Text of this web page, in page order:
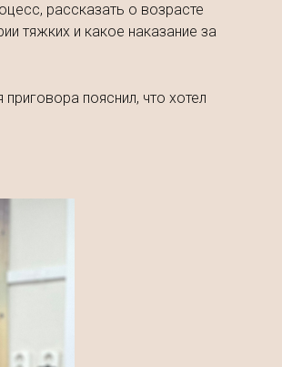
рассказать о возрасте
тяжких и какое наказание за
пояснил, что хотел